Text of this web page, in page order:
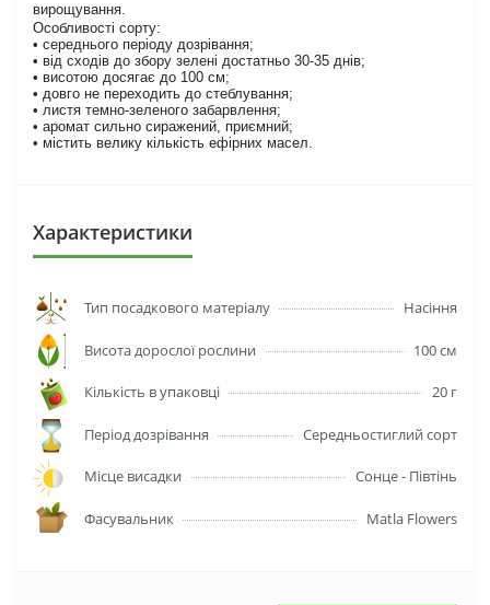
вирощування.
Особливості сорту:
• середнього періоду дозрівання;
• від сходів до збору зелені достатньо 30-35 днів;
• висотою досягає до 100 см;
• довго не переходить до стеблування;
• листя темно-зеленого забарвлення;
• аромат сильно сиражений, приємний;
• містить велику кількість ефірних масел.
Характеристики
Тип посадкового матеріалу Насіння
Висота дорослої рослини 100 см
Кількість в упаковці 20 г
Період дозрівання Середньостиглий сорт
Місце висадки Сонце - Півтінь
Фасувальник Matla Flowers